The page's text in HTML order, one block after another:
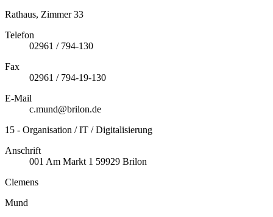
Rathaus, Zimmer 33
Telefon
02961 / 794-130
Fax
02961 / 794-19-130
E-Mail
c.mund@brilon.de
15 - Organisation / IT / Digitalisierung
Anschrift
001 Am Markt 1 59929 Brilon
Clemens
Mund